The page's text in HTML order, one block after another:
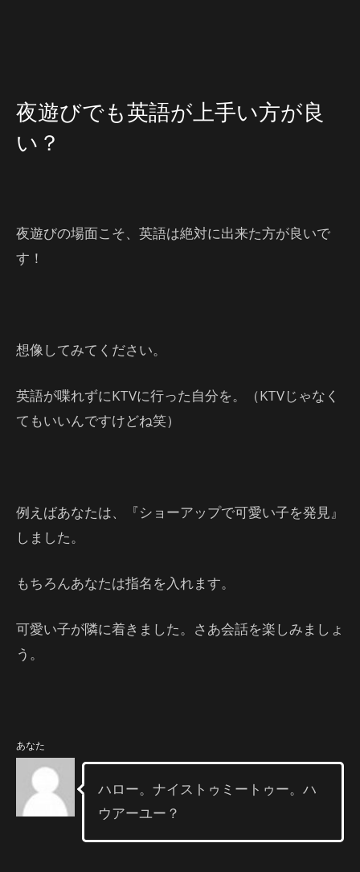
夜遊びでも英語が上手い方が良
い？
夜遊びの場面こそ、英語は絶対に出来た方が良いで
す！
想像してみてください。
英語が喋れずにKTVに行った自分を。（KTVじゃなく
てもいいんですけどね笑）
例えばあなたは、『ショーアップで可愛い子を発見』
しました。
もちろんあなたは指名を入れます。
可愛い子が隣に着きました。さあ会話を楽しみましょ
う。
あなた
ハロー。ナイストゥミートゥー。ハ
ウアーユー？